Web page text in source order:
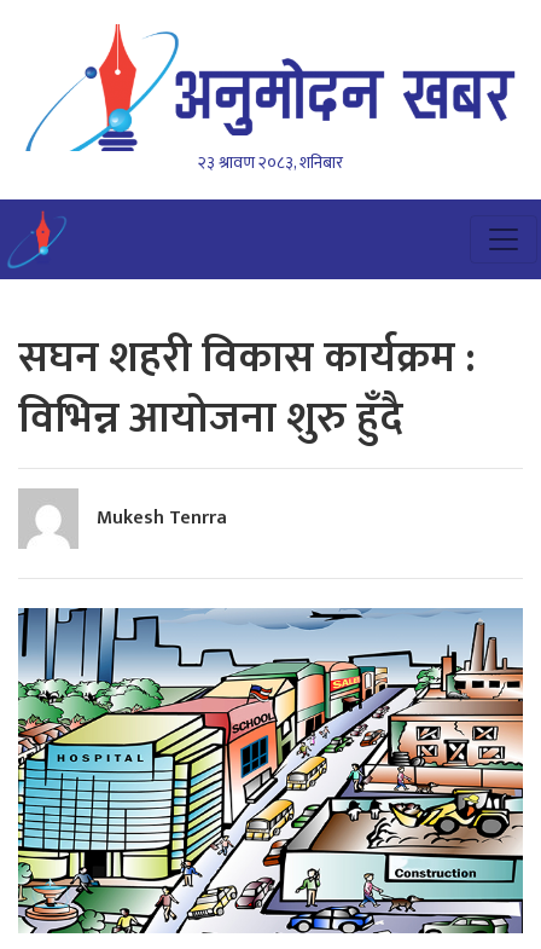
२३ श्रावण २०८३, शनिबार
सघन शहरी विकास कार्यक्रम :
विभिन्न आयोजना शुरु हुँदै
Mukesh Tenrra